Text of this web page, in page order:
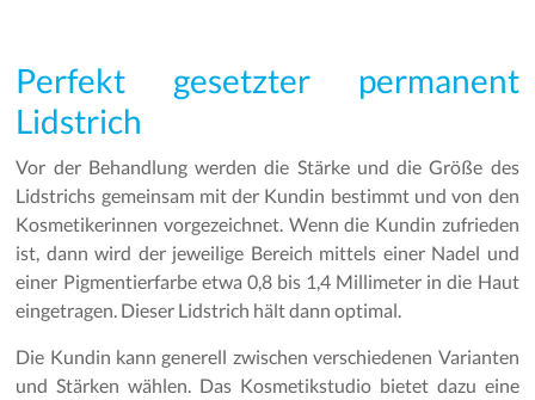
Perfekt gesetzter permanent
Lidstrich
Vor der Behandlung werden die Stärke und die Größe des
Lidstrichs gemeinsam mit der Kundin bestimmt und von den
Kosmetikerinnen vorgezeichnet. Wenn die Kundin zufrieden
ist, dann wird der jeweilige Bereich mittels einer Nadel und
einer Pigmentierfarbe etwa 0,8 bis 1,4 Millimeter in die Haut
eingetragen. Dieser Lidstrich hält dann optimal.
Die Kundin kann generell zwischen verschiedenen Varianten
und Stärken wählen. Das Kosmetikstudio bietet dazu eine